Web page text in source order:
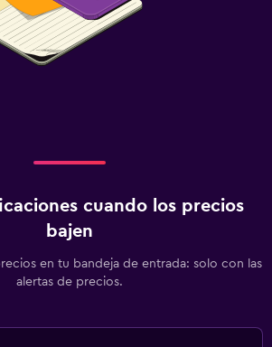
cuando los precios
bajen
en tu bandeja de entrada: solo con las
alertas de precios.